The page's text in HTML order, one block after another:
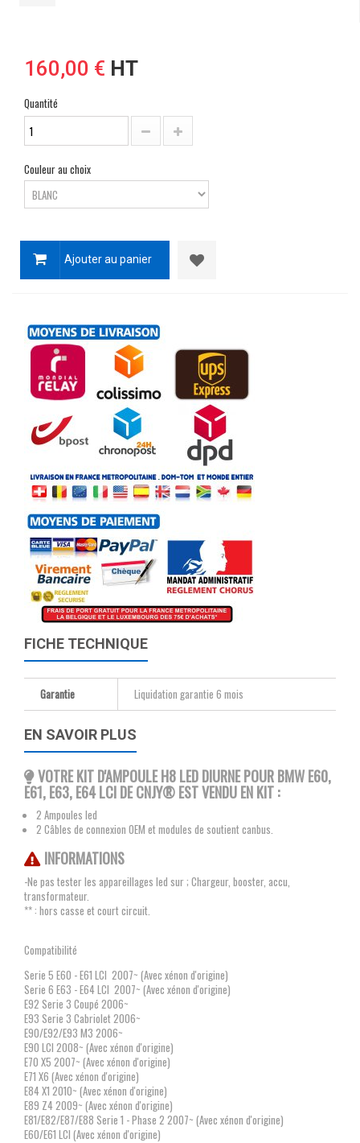
160,00 € HT
Quantité
Couleur au choix
Ajouter au panier
FICHE TECHNIQUE
Garantie Liquidation garantie 6 mois
EN SAVOIR PLUS
VOTRE KIT D'AMPOULE H8 LED DIURNE POUR BMW E60,
E61, E63, E64 LCIDE CNJY®EST VENDU EN KIT :
2 Ampoules led
2 Câbles de connexion OEM et modules de soutient canbus.
INFORMATIONS
-Ne pas tester les appareillages led sur ; Chargeur, booster, accu,
transformateur.
** : hors casse et court circuit.
Compatibilité
Serie 5 E60 - E61 LCI 2007~ (Avec xénon d'origine)
Serie 6 E63 - E64 LCI 2007~ (Avec xénon d'origine)
E92 Serie 3 Coupé 2006~
E93 Serie 3 Cabriolet 2006~
E90/E92/E93 M3 2006~
E90 LCI 2008~ (Avec xénon d'origine)
E70 X5 2007~ (Avec xénon d'origine)
E71 X6 (Avec xénon d'origine)
E84 X1 2010~ (Avec xénon d'origine)
E89 Z4 2009~ (Avec xénon d'origine)
E81/E82/E87/E88 Serie 1 - Phase 2 2007~ (Avec xénon d'origine)
E60/E61 LCI (Avec xénon d'origine)